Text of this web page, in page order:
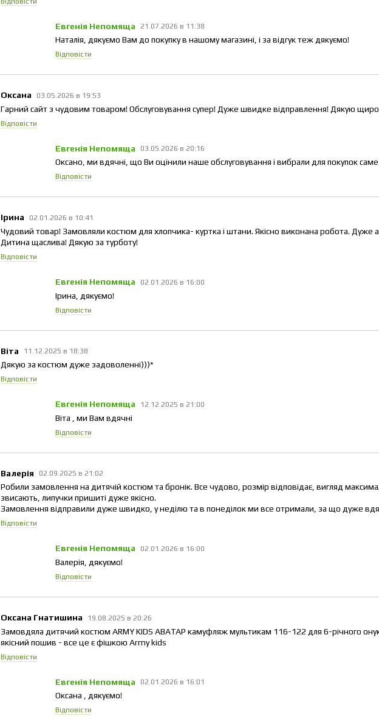
Евгенія Непомяща 21.07.2026 в 11:38
Наталія, дякуємо Вам до покупку в нашому магазині, і за відгук теж дякуємо!
Відповісти
Оксана 03.05.2026 в 19:53
Гарний сайт з чудовим товаром! Обслуговування супер! Дуже швидке відправлення! Дякую
Відповісти
Евгенія Непомяща 03.05.2026 в 20:16
Оксано, ми вдячні, що Ви оцінили наше обслуговування і вибрали для покупок
Відповісти
Ірина 02.01.2026 в 10:41
Чудовий товар! Замовляли костюм для хлопчика- куртка і штани. Якісно виконана робота. Дуже
Дитина щаслива! Дякую за турботу!
Відповісти
Евгенія Непомяща 02.01.2026 в 16:00
Ірина, дякуємо!
Відповісти
Віта 11.12.2025 в 18:38
Дякую за костюм дуже задоволенні)))*
Відповісти
Евгенія Непомяща 12.12.2025 в 21:00
Віта , ми Вам вдячні
Відповісти
Валерія 02.09.2025 в 21:02
Робили замовлення на дитячій костюм та бронік. Все чудово, розмір відповідає, вигляд
звисають, липучки пришиті дуже якісно.
Замовлення відправили дуже швидко, у неділю та в понеділок ми все отримали, за що дуже
Відповісти
Евгенія Непомяща 02.01.2026 в 16:00
Валерія, дякуємо!
Відповісти
Оксана Гнатишина 19.08.2025 в 20:26
Замовдяла дитячий костюм ARMY KIDS АВАТАР камуфляж мультикам 116-122 для 6-річного
якісний пошив - все це є фішкою Army kids
Відповісти
Евгенія Непомяща 02.01.2026 в 16:01
Оксана , дякуємо!
Відповісти